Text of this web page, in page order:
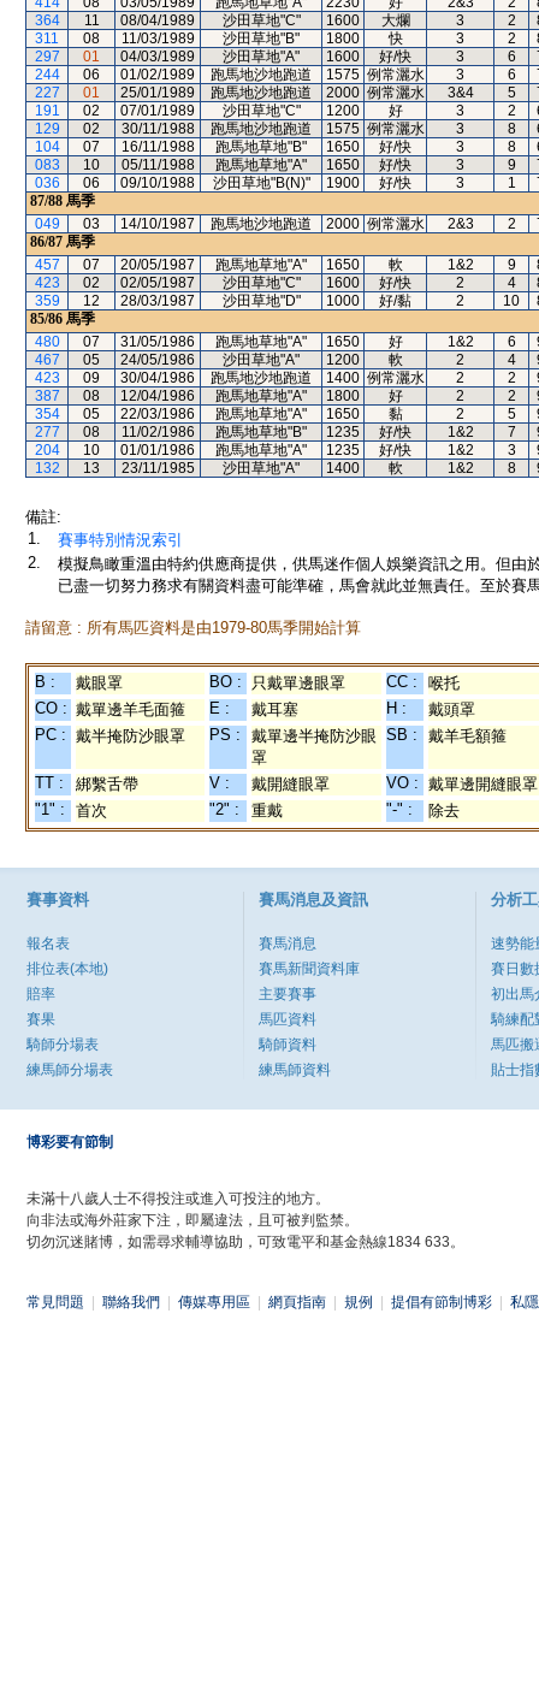
364
11 08/04/1989 沙田草地"C" 1600 大爛 3 2
311
08 11/03/1989 沙田草地"B" 1800 快 3 2
297
01 04/03/1989 沙田草地"A" 1600 好/快 3 6
244
06 01/02/1989 跑馬地沙地跑道 1575 例常灑水 3 6
227
01 25/01/1989 跑馬地沙地跑道 2000 例常灑水 3&4 5
191
02 07/01/1989 沙田草地"C" 1200 好 3 2
129
02 30/11/1988 跑馬地沙地跑道 1575 例常灑水 3 8
104
07 16/11/1988 跑馬地草地"B" 1650 好/快 3 8
083
10 05/11/1988 跑馬地草地"A" 1650 好/快 3 9
036
06 09/10/1988 沙田草地"B(N)" 1900 好/快 3 1
87/88 馬季
049
03 14/10/1987 跑馬地沙地跑道 2000 例常灑水 2&3 2
86/87 馬季
457
07 20/05/1987 跑馬地草地"A" 1650 軟 1&2 9
423
02 02/05/1987 沙田草地"C" 1600 好/快 2 4
359
12 28/03/1987 沙田草地"D" 1000 好/黏 2 10
85/86 馬季
480
07 31/05/1986 跑馬地草地"A" 1650 好 1&2 6
467
05 24/05/1986 沙田草地"A" 1200 軟 2 4
423
09 30/04/1986 跑馬地沙地跑道 1400 例常灑水 2 2
387
08 12/04/1986 跑馬地草地"A" 1800 好 2 2
354
05 22/03/1986 跑馬地草地"A" 1650 黏 2 5
277
08 11/02/1986 跑馬地草地"B" 1235 好/快 1&2 7
204
10 01/01/1986 跑馬地草地"A" 1235 好/快 1&2 3
132
13 23/11/1985 沙田草地"A" 1400 軟 1&2 8
備註:
1.
賽事特別情況索引
2.
模擬鳥瞰重溫由特約供應商提供，供馬迷作個人娛樂資訊之用。但
已盡一切努力務求有關資料盡可能準確，馬會就此並無責任。至於賽
請留意 : 所有馬匹資料是由1979-80馬季開始計算
B : 戴眼罩 BO : 只戴單邊眼罩 CC :
喉托
CO : 戴單邊羊毛面箍 E : 戴耳塞 H :
戴頭罩
PC : 戴半掩防沙眼罩 PS :
戴單邊半掩防沙眼
罩
SB : 戴羊毛額箍
TT : 綁繫舌帶 V : 戴開縫眼罩 VO : 戴單邊開縫眼罩
"1" :
首次 "2" : 重戴 "-" : 除去
賽事資料
報名表
排位表(本地)
賠率
賽果
騎師分場表
練馬師分場表
賽馬消息及資訊
賽馬消息
賽馬新聞資料庫
主要賽事
馬匹資料
騎師資料
練馬師資料
分析
速勢能
賽日數
初出馬
騎練配
馬匹搬
貼士指
博彩要有節制
未滿十八歲人士不得投注或進入可投注的地方。
向非法或海外莊家下注，即屬違法，且可被判監禁。
切勿沉迷賭博，如需尋求輔導協助，可致電平和基金熱線1834 633。
常見問題 聯絡我們 傳媒專用區 網頁指南 規例 提倡有節制博彩 私